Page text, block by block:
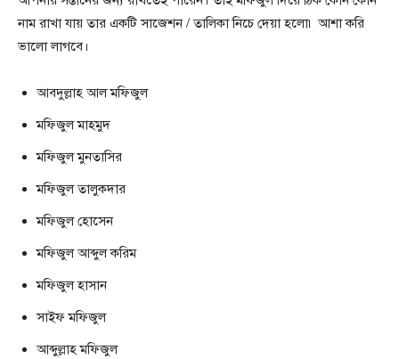
নাম রাখা যায় তার একটি সাজেশন / তালিকা নিচে দেয়া হলো৷ আশা করি
ভালো লাগবে।
আবদুল্লাহ আল মফিজুল
মফিজুল মাহমুদ
মফিজুল মুনতাসির
মফিজুল তালুকদার
মফিজুল হােসেন
মফিজুল আব্দুল করিম
মফিজুল হাসান
সাইফ মফিজুল
আব্দুল্লাহ মফিজুল